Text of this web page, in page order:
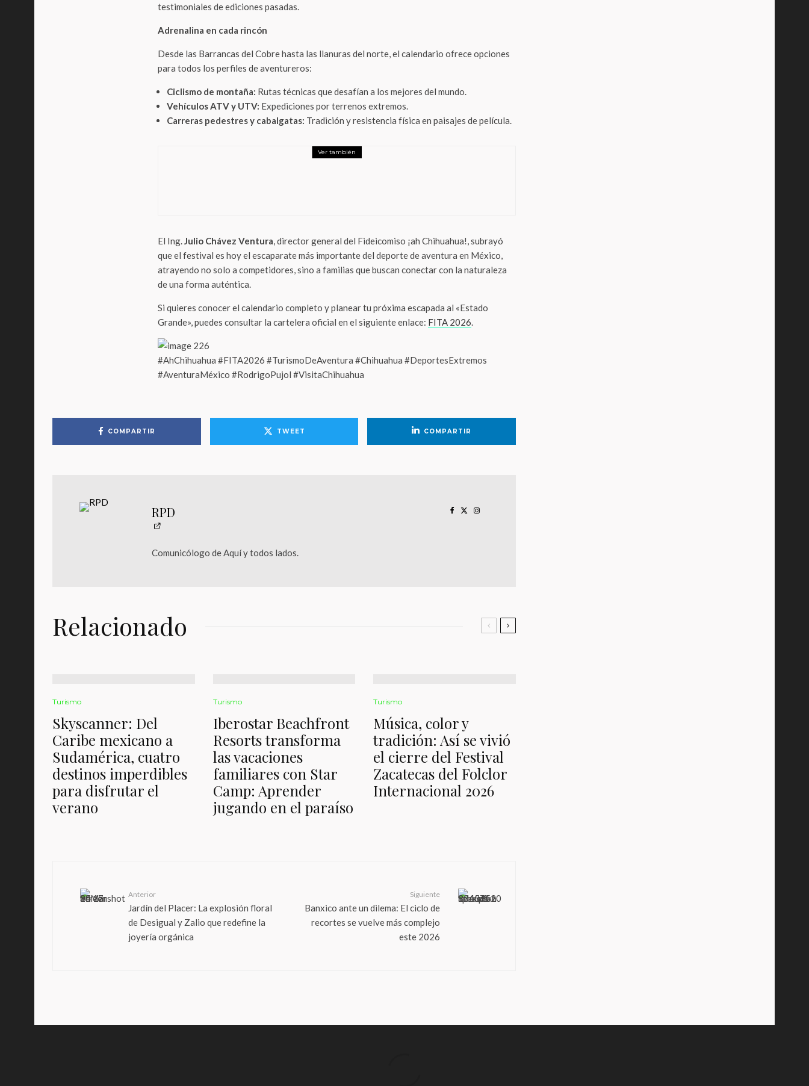
testimoniales de ediciones pasadas.
Adrenalina en cada rincón
Desde las Barrancas del Cobre hasta las llanuras del norte, el calendario ofrece opciones
para todos los perfiles de aventureros:
Ciclismo de montaña: Rutas técnicas que desafían a los mejores del mundo.
Vehículos ATV y UTV: Expediciones por terrenos extremos.
Carreras pedestres y cabalgatas: Tradición y resistencia física en paisajes de película.
Ver también
El Ing.Julio Chávez Ventura, director general del Fideicomiso ¡ah Chihuahua!, subrayó
que el festival es hoy el escaparate más importante del deporte de aventura en México,
atrayendo no solo a competidores, sino a familias que buscan conectar con la naturaleza
de una forma auténtica.
Si quieres conocer el calendario completo y planear tu próxima escapada al «Estado
Grande», puedes consultar la cartelera oficial en el siguiente enlace: FITA 2026.
#AhChihuahua #FITA2026 #TurismoDeAventura #Chihuahua #DeportesExtremos
#AventuraMéxico #RodrigoPujol #VisitaChihuahua
COMPARTIR TWEET COMPARTIR
RPD
Comunicólogo de Aquí y todos lados.
Relacionado
Turismo
Skyscanner: Del
Caribe mexicano a
Sudamérica, cuatro
destinos imperdibles
para disfrutar el
verano
Turismo
Iberostar Beachfront
Resorts transforma
las vacaciones
familiares con Star
Camp: Aprender
jugando en el paraíso
Turismo
Música, color y
tradición: Así se vivió
el cierre del Festival
Zacatecas del Folclor
Internacional 2026
Anterior
Jardín del Placer: La explosión floral
de Desigual y Zalio que redefine la
joyería orgánica
Siguiente
Banxico ante un dilema: El ciclo de
recortes se vuelve más complejo
este 2026